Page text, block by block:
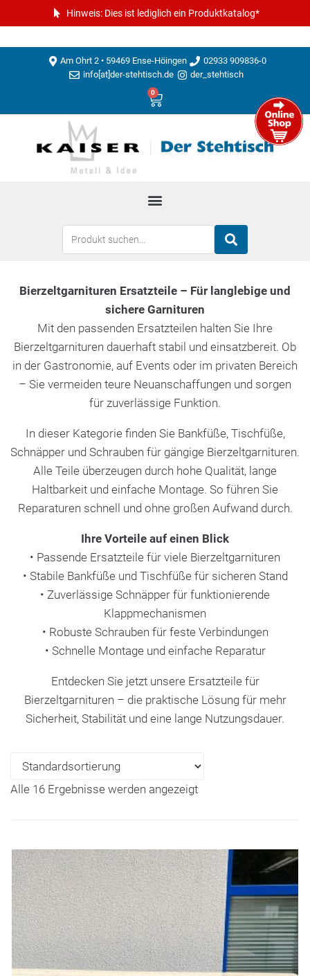
Hinweis: Dies ist lediglich ein Produktkatalog*
Am Ohrt 2 • 59469 Ense-Höingen
02933 909836-0
info[at]der-stehtisch.de
der_stehtisch
0
Bierzeltgarnituren Ersatzteile – Für langlebige und
sichere Garnituren
Mit den passenden Ersatzteilen halten Sie Ihre
Bierzeltgarnituren dauerhaft stabil und einsatzbereit. Ob
in der Gastronomie, auf Events oder im privaten Bereich
– Sie vermeiden teure Neuanschaffungen und sorgen
für zuverlässige Funktion.
In dieser Kategorie finden Sie Bankfüße, Tischfüße,
Schnäpper und Schrauben für gängige Bierzeltgarnituren.
Alle Teile überzeugen durch hohe Qualität, lange
Haltbarkeit und einfache Montage. So führen Sie
Reparaturen schnell und ohne großen Aufwand durch.
Ihre Vorteile auf einen Blick
• Passende Ersatzteile für viele Bierzeltgarnituren
• Stabile Bankfüße und Tischfüße für sicheren Stand
• Zuverlässige Schnäpper für funktionierende
Klappmechanismen
• Robuste Schrauben für feste Verbindungen
• Schnelle Montage und einfache Reparatur
Entdecken Sie jetzt unsere Ersatzteile für
Bierzeltgarnituren – die praktische Lösung für mehr
Sicherheit, Stabilität und eine lange Nutzungsdauer.
Alle 16 Ergebnisse werden angezeigt